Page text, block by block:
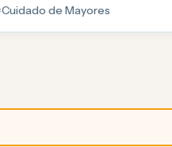
Cuidado de Mayores